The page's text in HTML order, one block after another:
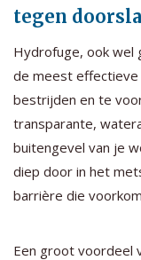
tegen
Hydrofuge, ook wel
de meest effectieve
bestrijden en te
transparante,
buitengevel van je
diep door in het
barrière die
Een groot voordeel